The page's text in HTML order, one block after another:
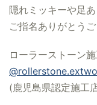
隠れミッキーや足あ
ご指名ありがとう
ローラーストーン
(鹿児島県認定施工